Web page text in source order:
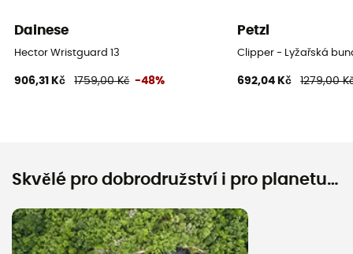
Dainese
Hector Wristguard 13
906,31 Kč 1759,00 Kč -48%
Petzl
Clipper - Lyžařská
692,04 Kč 1279,00
Skvělé pro dobrodružství i pro planetu…